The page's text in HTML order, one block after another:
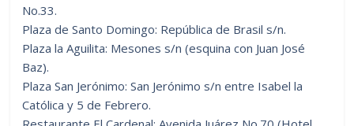
No.33.
Plaza de Santo Domingo: República de Brasil s/n.
Plaza la Aguilita: Mesones s/n (esquina con Juan José
Baz).
Plaza San Jerónimo: San Jerónimo s/n entre Isabel la
Católica y 5 de Febrero.